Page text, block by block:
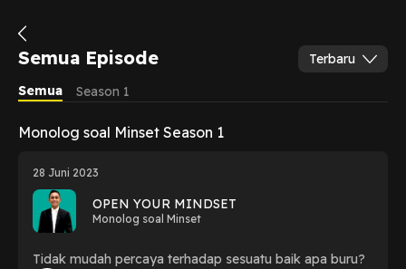
Semua Episode
Terbaru
Semua
Season 1
Monolog soal Minset Season 1
28 Juni 2023
OPEN YOUR MINDSET
Monolog soal Minset
Tidak mudah percaya terhadap sesuatu baik apa buru?